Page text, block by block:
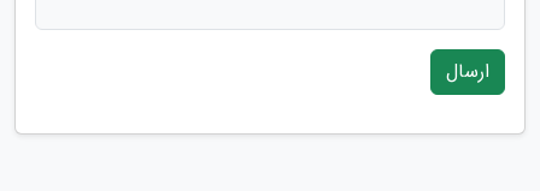
ارسال